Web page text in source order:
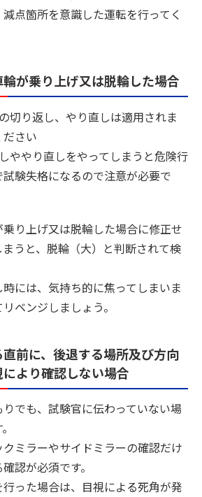
点箇所を意識した運転を行ってく
が乗り上げ又は脱輪した場合
切り返し、やり直しは適用されま
さい
ややり直しをやってしまうと危険行
験失格になるので注意が必要で
り上げ又は脱輪した場合に修正せ
うと、脱輪（大）と判断されて検
には、気持ち的に焦ってしまいま
ベンジしましょう。
前に、後退する場所及び方向
より確認しない場合
でも、試験官に伝わっていない場
ミラーやサイドミラーの確認だけ
認が必須です。
った場合は、目視による死角が発